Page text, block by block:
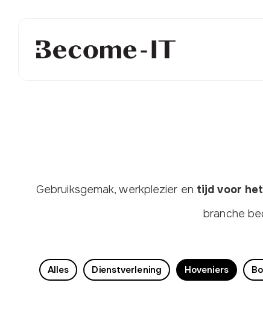
Gebruiksgemak, werkplezier en tijd voor
branche
Alles Dienstverlening Hoveniers